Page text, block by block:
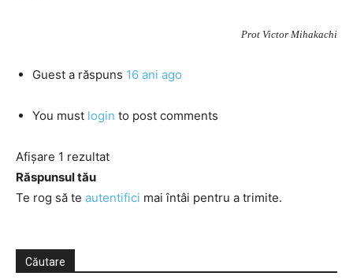
Prot Victor Mihakachi
Guest a răspuns 16 ani ago
You must login to post comments
Afișare 1 rezultat
Răspunsul tău
Te rog să te autentifici mai întâi pentru a trimite.
Căutare